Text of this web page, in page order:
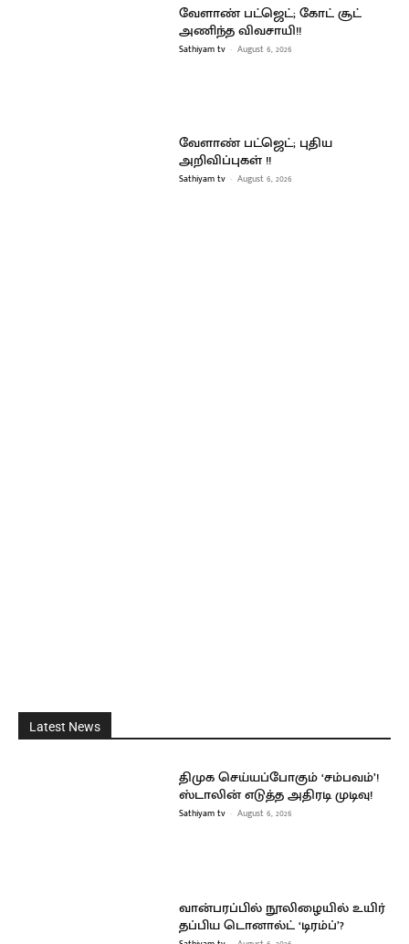
வேளாண் பட்ஜெட்; கோட் சூட்
அணிந்த விவசாயி!!
Sathiyam tv - August 6, 2026
வேளாண் பட்ஜெட்; புதிய
அறிவிப்புகள் !!
Sathiyam tv - August 6, 2026
Latest News
திமுக செய்யப்போகும் ‘சம்பவம்’!
ஸ்டாலின் எடுத்த அதிரடி முடிவு!
Sathiyam tv - August 6, 2026
வான்பரப்பில் நூலிழையில் உயிர்
தப்பிய டொனால்ட் ‘டிரம்ப்’?